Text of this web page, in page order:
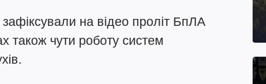
на відео проліт БпЛА
також чути роботу систем